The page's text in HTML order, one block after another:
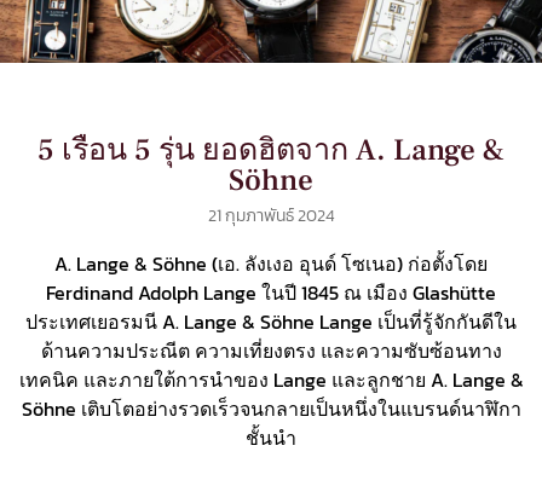
5 เรือน 5 รุ่น ยอดฮิตจาก A. Lange &
Söhne
21 กุมภาพันธ์ 2024
A. Lange & Söhne (เอ. ลังเงอ อุนด์ โซเนอ) ก่อตั้งโดย
Ferdinand Adolph Lange ในปี 1845 ณ เมือง Glashütte
ประเทศเยอรมนี A. Lange & Söhne Lange เป็นที่รู้จักกันดีใน
ด้านความประณีต ความเที่ยงตรง และความซับซ้อนทาง
เทคนิค และภายใต้การนำของ Lange และลูกชาย A. Lange &
Söhne เติบโตอย่างรวดเร็วจนกลายเป็นหนึ่งในแบรนด์นาฬิกา
ชั้นนำ